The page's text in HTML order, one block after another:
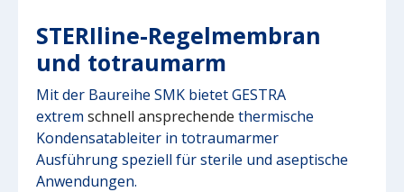
STERIline-Regelmembran
und totraumarm
Mit der Baureihe SMK bietet GESTRA
extrem schnell ansprechende thermische
Kondensatableiter in totraumarmer
Ausführung speziell für sterile und aseptische
Anwendungen.